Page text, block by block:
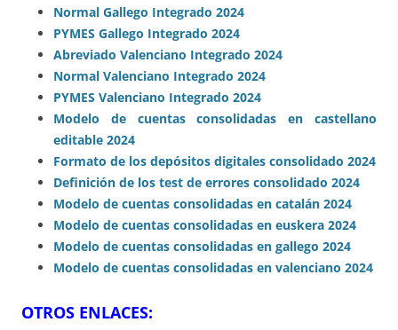
Normal Gallego Integrad​​o 2024
PYMES Gallego Integrado 2024
Abreviado Valenciano Integrado 2024
Normal Valenciano Integrado 2024
PYMES Valenciano Integrado 2024
​Modelo de cuentas consolidadas en castellano
editable 2024
Formato de los depósitos digitales consolidado 2024​
Definición de los test de errores consolidado 2024
Modelo de cuentas consolidadas en catalán 2024​
Modelo de cuentas consolidadas en euskera 2024
Modelo de cuentas consolidadas en gallego 2024​
Modelo de cuentas consolidadas en valenciano 2024​​
OTROS ENLACES: